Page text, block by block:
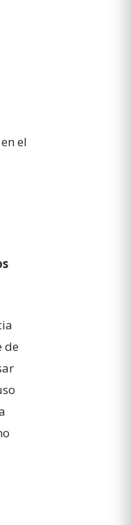
el
de